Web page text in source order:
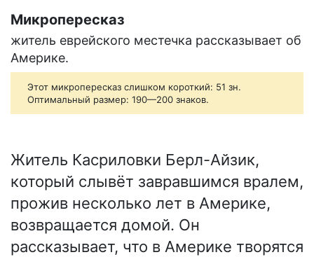
Микропересказ
житель еврейского местечка рассказывает об
Америке.
Этот микропересказ слишком короткий: 51 зн.
Оптимальный размер: 190—200 знаков.
Житель Касриловки Берл-Айзик,
который слывёт завравшимся вралем,
прожив несколько лет в Америке,
возвращается домой. Он
рассказывает, что в Америке творятся